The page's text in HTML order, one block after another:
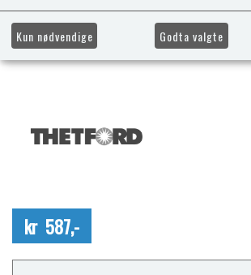
kr 587,-
Kun nødvendige Godta valgte